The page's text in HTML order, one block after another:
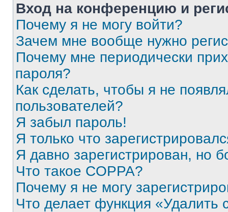
Вход на конференцию и
Почему я не могу войти?
Зачем мне вообще нужно
Почему мне периодически
пароля?
Как сделать, чтобы я не
пользователей?
Я забыл пароль!
Я только что
Я давно зарегистрирован, но
Что такое COPPA?
Почему я не могу
Что делает функция «Удалить